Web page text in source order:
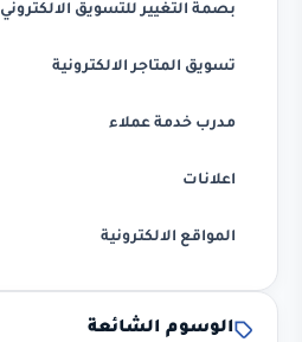
بصمة التغيير للتسويق الالكتروني
تسويق المتاجر الالكترونية
مدرب خدمة عملاء
اعلانات
المواقع الالكترونية
الوسوم الشائعة